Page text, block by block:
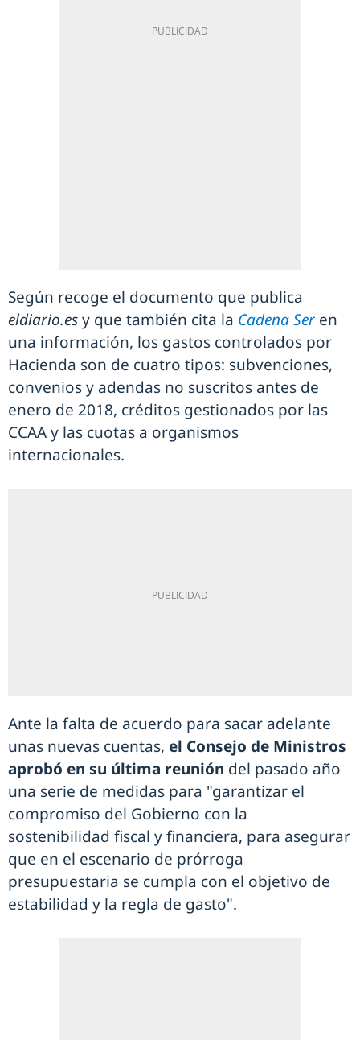
Según recoge el documento que publica
eldiario.esy que también cita la Cadena Ser en
una información, los gastos controlados por
Hacienda son de cuatro tipos: subvenciones,
convenios y adendas no suscritos antes de
enero de 2018, créditos gestionados por las
CCAA y las cuotas a organismos
internacionales.
Ante la falta de acuerdo para sacar adelante
unas nuevas cuentas, el Consejo de Ministros
aprobó en su última reunión del pasado año
una serie de medidas para "garantizar el
compromiso del Gobierno con la
sostenibilidad fiscal y financiera, para asegurar
que en el escenario de prórroga
presupuestaria se cumpla con el objetivo de
estabilidad y la regla de gasto".